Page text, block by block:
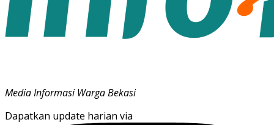
Media Informasi Warga Bekasi
Dapatkan update harian via